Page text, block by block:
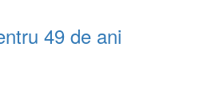
49 de ani